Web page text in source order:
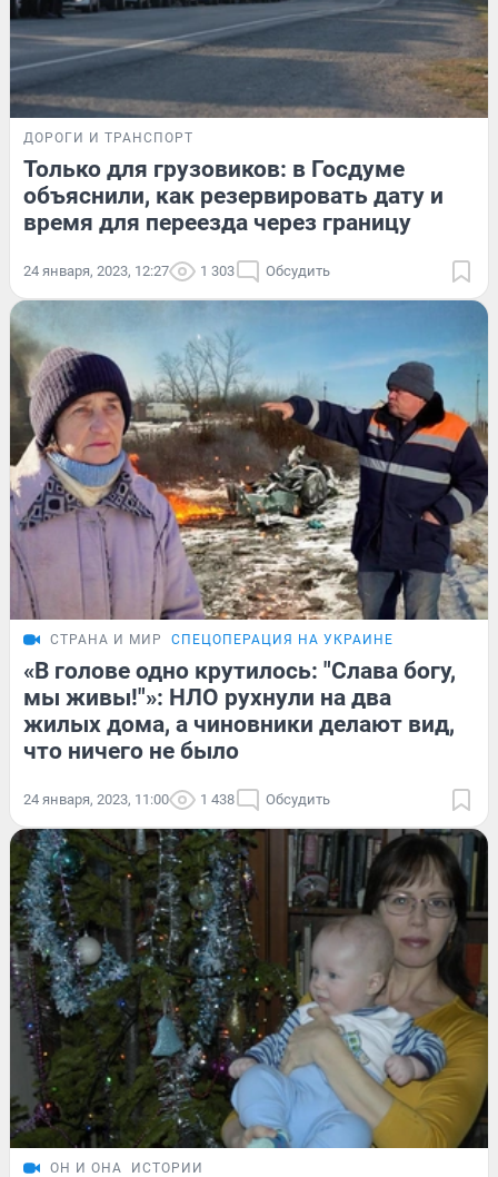
ДОРОГИ И ТРАНСПОРТ
Только для грузовиков: в Госдуме
объяснили, как резервировать дату и
время для переезда через границу
24 января, 2023, 12:27 1 303 Обсудить
СТРАНА И МИР СПЕЦОПЕРАЦИЯ НА УКРАИНЕ
«В голове одно крутилось: "Слава богу,
мы живы!"»: НЛО рухнули на два
жилых дома, а чиновники делают вид,
что ничего не было
24 января, 2023, 11:00 1 438 Обсудить
ОН И ОНА ИСТОРИИ